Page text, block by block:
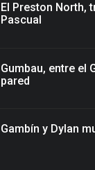
El Preston North,
Pascual
Gumbau, entre el
pared
Gambín y Dylan